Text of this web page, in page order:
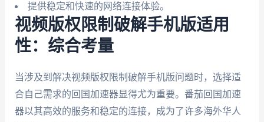
提供稳定和快速的网络连接体验。
视频版权限制破解手机版适用
性：综合考量
当涉及到解决视频版权限制破解手机版问题时，选择适
合自己需求的回国加速器显得尤为重要。番茄回国加速
器以其高效的服务和稳定的连接，成为了许多海外华人